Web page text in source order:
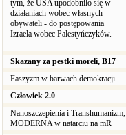
tym, że USA upodobniło się w
działaniach wobec własnych
obywateli - do postępowania
Izraela wobec Palestyńczyków.
Skazany za pestki moreli, B17
Faszyzm w barwach demokracji
Człowiek 2.0
Nanoszczepienia i Transhumanizm,
MODERNA w natarciu na mR